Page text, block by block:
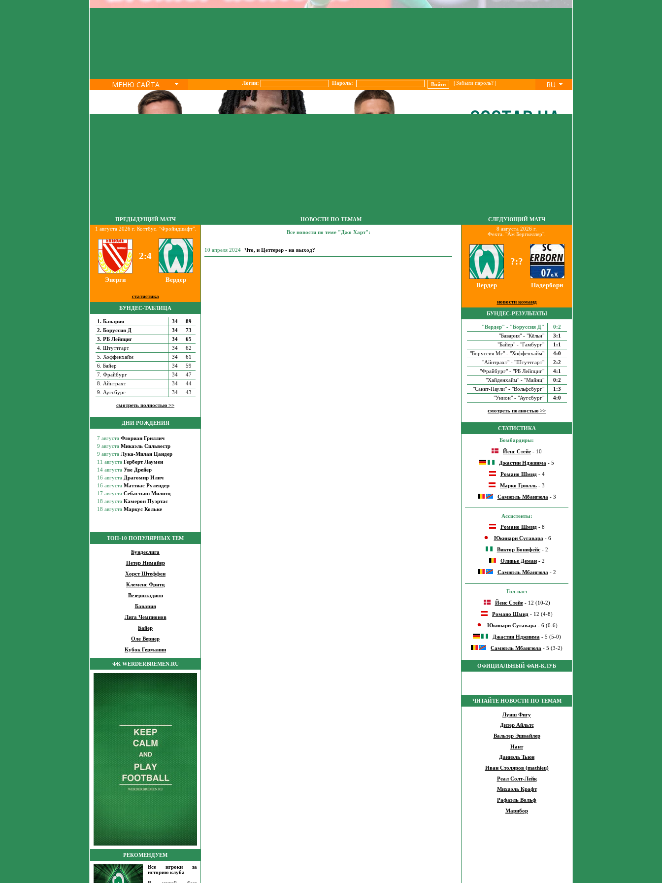
МЕНЮ САЙТА Логин: Пароль: Забыли пароль?| RU
ПРЕДЫДУЩИЙ МАТЧ
1 августа 2026 г. Коттбус. "Фройндшафт".
2:4
Энерги Вердер
статистика
БУНДЕС-ТАБЛИЦА
1. Бавария 34
89
2. Боруссия Д
34
73
3. РБ Лейпциг
34
65
4. Штуттгарт
34
62
5. Хоффенхайм
34
61
6. Байер
34
59
7. Фрайбург
34
47
8. Айнтрахт
34
44
9. Аугсбург
34 43
смотреть полностью >>
ДНИ РОЖДЕНИЯ
ТОП-10 ПОПУЛЯРНЫХ ТЕМ
Бундеслига
Петер Нимайер
Хорст Штеффен
Клеменс Фритц
Везерштадион
Бавария
Лига Чемпионов
Байер
Оле Вернер
Кубок Германии
ФК WERDERBREMEN.RU
РЕКОМЕНДУЕМ
Все игроки за
историю клуба
НОВОСТИ ПО ТЕМАМ
Все новости по теме "Джо Харт":
10 апреля 2024 Что, и Цеттерер - на выход?
СЛЕДУЮЩИЙ МАТЧ
8 августа 2026 г.
Фехта. "Ам Бергкеллер".
?:?
Вердер Падерборн
новости команд
БУНДЕС-РЕЗУЛЬТАТЫ
"Вердер" - "Боруссия Д"
0:2
"Бавария" - "Кёльн"
3:1
"Байер" - "Гамбург"
1:1
"Боруссия Мг" - "Хоффенхайм"
4:0
"Айнтрахт" - "Штуттгарт"
2:2
"Фрайбург" - "РБ Лейпциг"
4:1
"Хайденхайм" - "Майнц"
0:2
"Санкт-Паули" - "Вольфсбург"
1:3
"Унион" - "Аугсбург"
4:0
смотреть полностью >>
СТАТИСТИКА
Бомбардиры:
Йенс Стейе - 10
Джастин Нджинма - 5
Романо Шмид- 4
Марко Грюлль - 3
Самюэль Мбангюла - 3
Ассистенты:
Романо Шмид- 8
Юкинари Сугавара- 6
Виктор Бонифейс- 2
Оливье Деман- 2
Самюэль Мбангюла- 2
Гол-пас:
Йенс Стейе- 12 (10-2)
Романо Шмид - 12 (4-8)
Юкинари Сугавара - 6 (0-6)
Джастин Нджинма - 5 (5-0)
Самюэль Мбангюла - 5 (3-2)
ОФИЦИАЛЬНЫЙ ФАН-КЛУБ
ЧИТАЙТЕ НОВОСТИ ПО ТЕМАМ
Луиш Фигу
Дитер Айльтс
Вальтер Эшвайлер
Нант
Даниэль Тьюн
Иван Столяров (mathieu)
Реал Солт-Лейк
Михаэль Крафт
Рафаэль Вольф
Марибор